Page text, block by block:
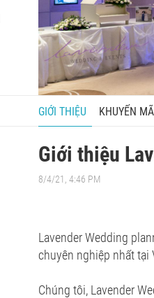
GIỚI THIỆU KHUYẾN
Giới thiệu
8/4/21, 4:46 PM
Lavender Wedding
chuyên nghiệp nhất tại
Chúng tôi, Lavender